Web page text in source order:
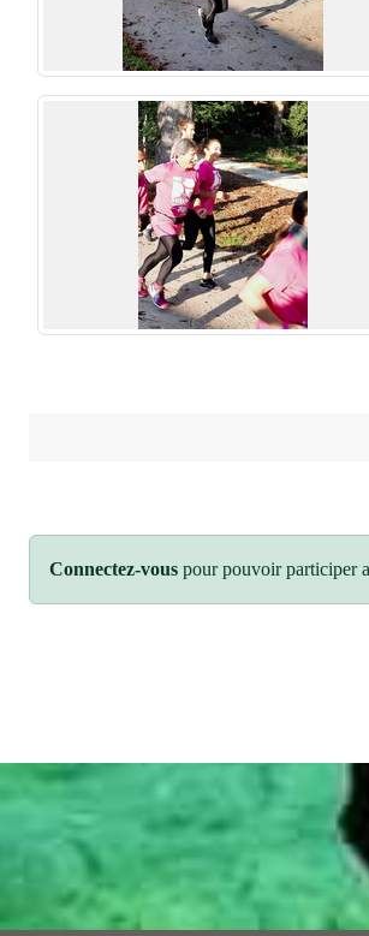
Connectez-vous pour pouvoir participer